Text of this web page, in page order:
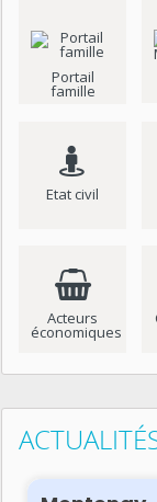
Portail
famille
Etat civil
Acteurs
économiques